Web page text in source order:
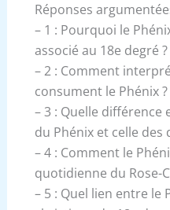
Réponses
– 1 : Pourquoi le
associé au 18e degré ?
– 2 : Comment
consument le Phénix ?
– 3 : Quelle
du Phénix et celle des
– 4 : Comment le
quotidienne du Rose-
– 5 : Quel lien entre le